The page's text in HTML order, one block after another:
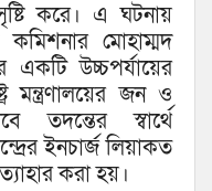
করে। এ ঘটনায়
কমিশনার মোহাম্মদ
একটি উচ্চপর্যায়ের
মন্ত্রণালয়ের জন ও
তদন্তের স্বার্থে
ইনচার্জ লিয়াকত
করা হয়।